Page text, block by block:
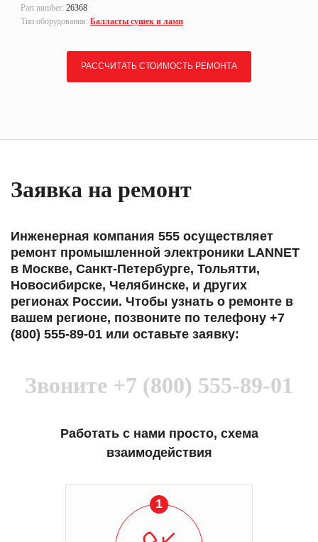
Part number: 26368
Тип оборудования: Балласты сушек и ламп
РАССЧИТАТЬ СТОИМОСТЬ РЕМОНТА
Заявка на ремонт
Инженерная компания 555 осуществляет
ремонт промышленной электроники LANNET
в Москве, Санкт-Петербурге, Тольятти,
Новосибирске, Челябинске, и других
регионах России. Чтобы узнать о ремонте в
вашем регионе, позвоните по телефону +7
(800) 555-89-01 или оставьте заявку:
Звоните +7 (800) 555-89-01
Работать с нами просто, схема
взаимодействия
1